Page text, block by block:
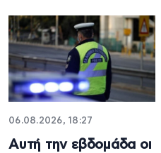
06.08.2026, 18:27
Αυτή την εβδομάδα οι